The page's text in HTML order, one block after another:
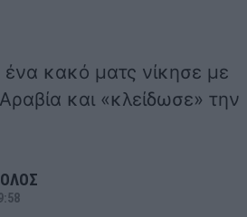
κακό ματς νίκησε με
και «κλείδωσε» την